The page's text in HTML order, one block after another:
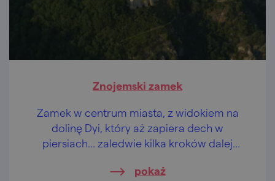
Znojemski zamek
Zamek w centrum miasta, z widokiem na
dolinę Dyi, który aż zapiera dech w
piersiach… zaledwie kilka kroków dalej
skosztować wina. Najlepiej znojemskiego.
pokaż